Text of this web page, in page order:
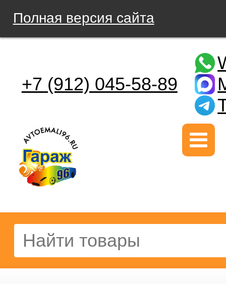
Полная версия сайта
+7 (912) 045-58-89